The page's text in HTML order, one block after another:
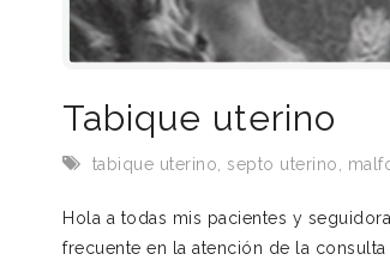
Tabique uterino
tabique uterino septo uterino
Hola a todas mis pacientes y
frecuente en la atención de la